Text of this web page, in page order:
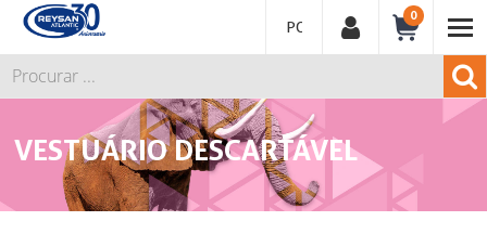
PORTUGUÊS
0
VESTUÁRIO DESCARTÁVEL